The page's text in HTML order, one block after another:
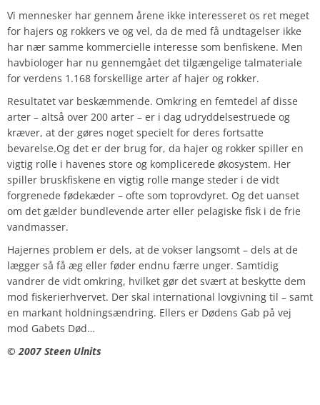
Vi mennesker har gennem årene ikke interesseret os ret meget
for hajers og rokkers ve og vel, da de med få undtagelser ikke
har nær samme kommercielle interesse som benfiskene. Men
havbiologer har nu gennemgået det tilgængelige talmateriale
for verdens 1.168 forskellige arter af hajer og rokker.
Resultatet var beskæmmende. Omkring en femtedel af disse
arter – altså over 200 arter – er i dag udryddelsestruede og
kræver, at der gøres noget specielt for deres fortsatte
bevarelse.Og det er der brug for, da hajer og rokker spiller en
vigtig rolle i havenes store og komplicerede økosystem. Her
spiller bruskfiskene en vigtig rolle mange steder i de vidt
forgrenede fødekæder – ofte som toprovdyret. Og det uanset
om det gælder bundlevende arter eller pelagiske fisk i de frie
vandmasser.
Hajernes problem er dels, at de vokser langsomt – dels at de
lægger så få æg eller føder endnu færre unger. Samtidig
vandrer de vidt omkring, hvilket gør det svært at beskytte dem
mod fiskerierhvervet. Der skal international lovgivning til – samt
en markant holdningsændring. Ellers er Dødens Gab på vej
mod Gabets Død…
© 2007 Steen Ulnits